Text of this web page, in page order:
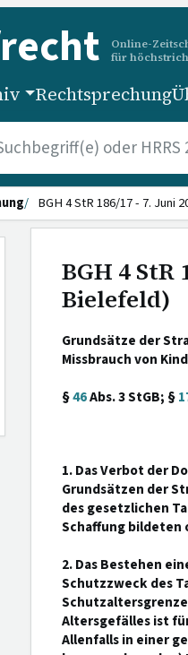
Online-
für
Rechtsprechung
BGH 4 StR 186/17 - 7. Juni
BGH 4 StR
Bielefeld)
Grundsätze der
Missbrauch von
§46Abs. 3 StGB; §
1. Das Verbot der
Grundsätzen der
des gesetzlichen
Schaffung bildeten
2. Das Bestehen
Schutzzweck des
Altersgefälles ist
Allenfalls in einer